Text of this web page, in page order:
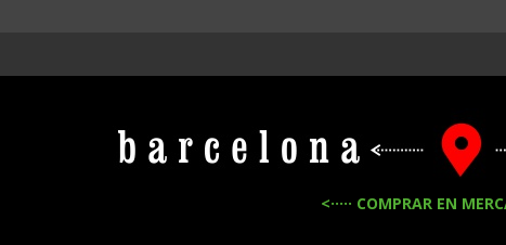
<····· COMPRAR EN